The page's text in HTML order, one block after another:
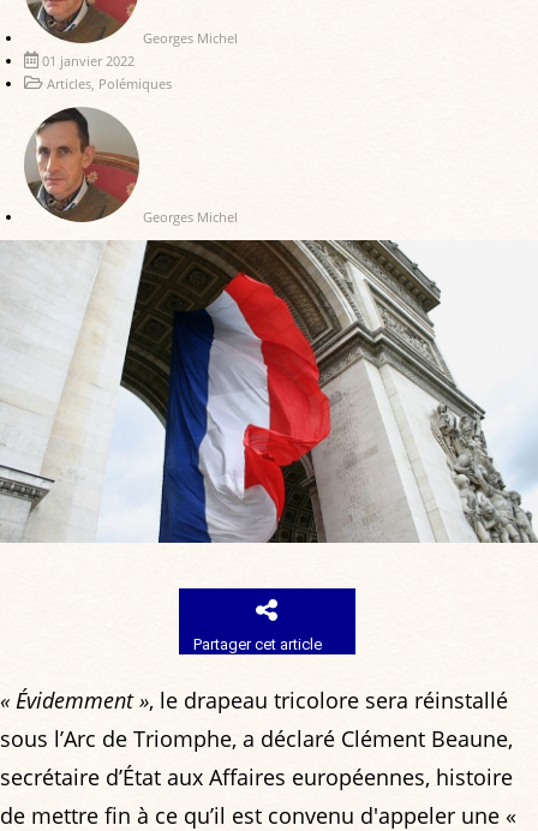
Georges Michel
01 janvier 2022
Articles, Polémiques
Georges Michel
Partager cet article
« Évidemment », le drapeau tricolore sera réinstallé
sous l’Arc de Triomphe, a déclaré Clément Beaune,
secrétaire d’État aux Affaires européennes, histoire
de mettre fin à ce qu’il est convenu d'appeler une «